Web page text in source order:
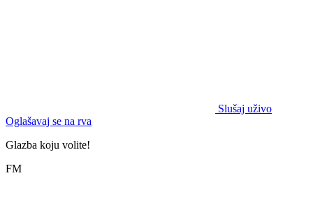
Slušaj uživo
Oglašavaj se na rva
Glazba koju volite!
FM